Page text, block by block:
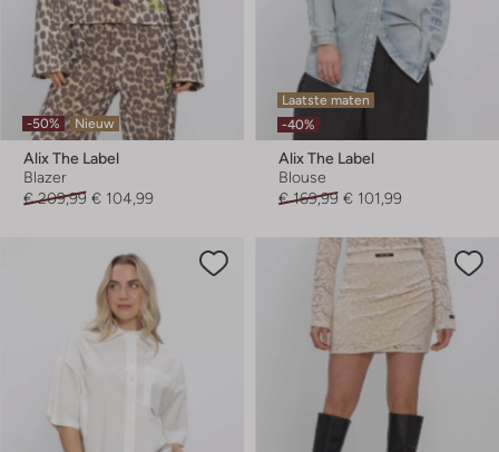
-50% Nieuw
Alix The Label
Blazer
€ 209,99 € 104,99
Laatste maten
-40%
Alix The Label
Blouse
€ 169,99 € 101,99